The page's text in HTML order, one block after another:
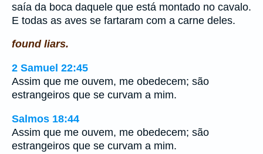
saía da boca daquele que está montado no cavalo.
E todas as aves se fartaram com a carne deles.
found liars.
2 Samuel 22:45
Assim que me ouvem, me obedecem; são
estrangeiros que se curvam a mim.
Salmos 18:44
Assim que me ouvem, me obedecem; são
estrangeiros que se curvam a mim.